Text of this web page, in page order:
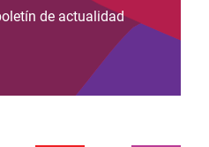
de actualidad